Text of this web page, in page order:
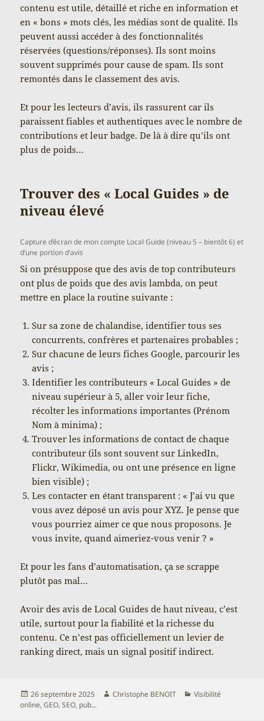
contenu est utile, détaillé et riche en information et
en « bons » mots clés, les médias sont de qualité. Ils
peuvent aussi accéder à des fonctionnalités
réservées (questions/réponses). Ils sont moins
souvent supprimés pour cause de spam. Ils sont
remontés dans le classement des avis.
Et pour les lecteurs d’avis, ils rassurent car ils
paraissent fiables et authentiques avec le nombre de
contributions et leur badge. De là à dire qu’ils ont
plus de poids…
Trouver des « Local Guides » de
niveau élevé
Capture d’écran de mon compte Local Guide (niveau 5 – bientôt 6) et
d’une portion d’avis
Si on présuppose que des avis de top contributeurs
ont plus de poids que des avis lambda, on peut
mettre en place la routine suivante :
Sur sa zone de chalandise, identifier tous ses
concurrents, confrères et partenaires probables ;
Sur chacune de leurs fiches Google, parcourir les
avis ;
Identifier les contributeurs « Local Guides » de
niveau supérieur à 5, aller voir leur fiche,
récolter les informations importantes (Prénom
Nom à minima) ;
Trouver les informations de contact de chaque
contributeur (ils sont souvent sur LinkedIn,
Flickr, Wikimedia, ou ont une présence en ligne
bien visible) ;
Les contacter en étant transparent : « J’ai vu que
vous avez déposé un avis pour XYZ. Je pense que
vous pourriez aimer ce que nous proposons. Je
vous invite, quand aimeriez-vous venir ? »
Et pour les fans d’automatisation, ça se scrappe
plutôt pas mal…
Avoir des avis de Local Guides de haut niveau, c’est
utile, surtout pour la fiabilité et la richesse du
contenu. Ce n’est pas officiellement un levier de
ranking direct, mais un signal positif indirect.
Publié
le
26 septembre 2025 Auteur
Christophe BENOIT Catégories
Visibilité
online, GEO, SEO, pub...